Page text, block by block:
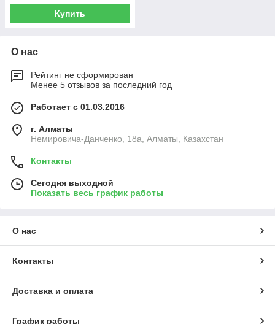
Купить
О нас
Рейтинг не сформирован
Менее 5 отзывов за последний год
Работает с 01.03.2016
г. Алматы
Немировича-Данченко, 18а, Алматы, Казахстан
Контакты
Сегодня выходной
Показать весь график работы
О нас
Контакты
Доставка и оплата
График работы